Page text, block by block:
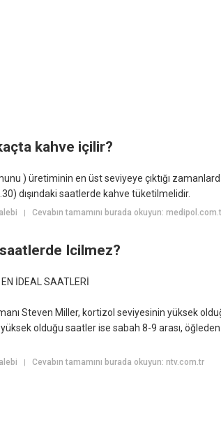
kahve içilir?
) üretiminin en üst seviyeye çıktığı
dışındaki saatlerde kahve tüketilmelidir.
Cevabın tamamını burada okuyun:
Icilmez?
İDEAL SAATLERİ
Steven Miller, kortizol seviyesinin yüksek
olduğu saatler ise sabah 8-9 arası,
Cevabın tamamını burada okuyun: ntv.com.tr